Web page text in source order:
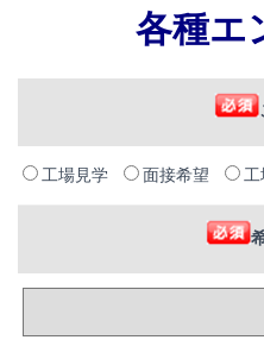
各種エ
工場見学 面接希望